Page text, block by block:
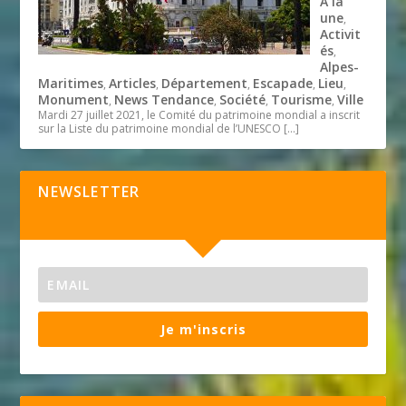
une,
Activit
és,
Alpes-
Maritimes,Articles, Département, Escapade, Lieu,
Monument, News Tendance, Société, Tourisme,Ville
Mardi 27 juillet 2021, le Comité du patrimoine mondial a inscrit
sur la Liste du patrimoine mondial de l’UNESCO […]
NEWSLETTER
Je m'inscris